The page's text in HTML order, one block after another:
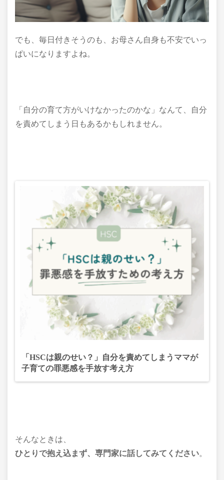
でも、毎日付きそうのも、お母さん自身も不安でいっ
ぱいになりますよね。
「自分の育て方がいけなかったのかな」なんて、自分
を責めてしまう日もあるかもしれません。
「HSCは親のせい？」自分を責めてしまうママが
子育ての罪悪感を手放す考え方
そんなときは、
ひとりで抱え込まず、専門家に話してみてください。